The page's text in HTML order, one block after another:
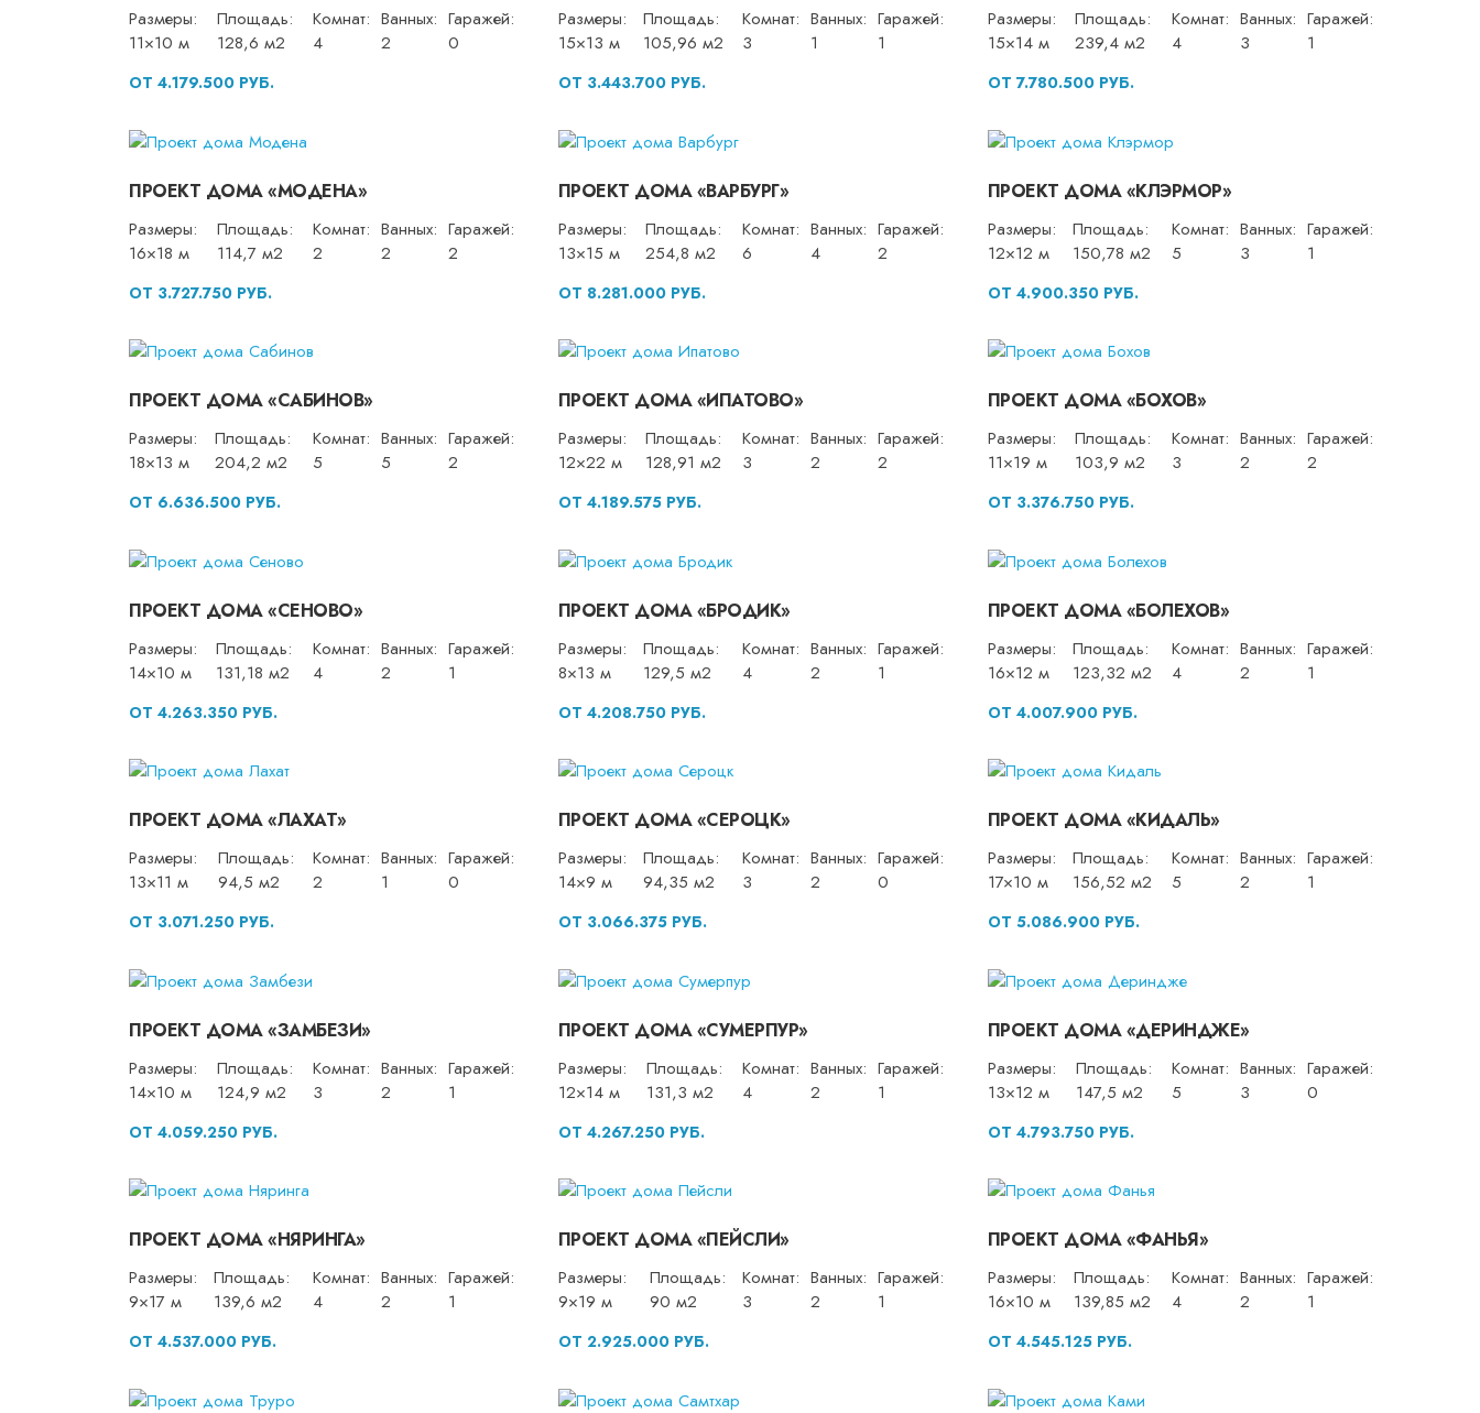
Размеры:
11×10 м
Площадь:
128,6 м2
Комнат:
4
Ванных:
2
Гаражей:
0
ОТ 4.179.500 РУБ.
Размеры:
15×13 м
Площадь:
105,96 м2
Комнат:
3
Ванных:
1
Гаражей:
1
ОТ 3.443.700 РУБ.
Размеры:
15×14 м
Площадь:
239,4 м2
Комнат:
4
Ванных:
3
Гаражей:
1
ОТ 7.780.500 РУБ.
ПРОЕКТ ДОМА «МОДЕНА»
Размеры:
16×18 м
Площадь:
114,7 м2
Комнат:
2
Ванных:
2
Гаражей:
2
ОТ 3.727.750 РУБ.
ПРОЕКТ ДОМА «ВАРБУРГ»
Размеры:
13×15 м
Площадь:
254,8 м2
Комнат:
6
Ванных:
4
Гаражей:
2
ОТ 8.281.000 РУБ.
ПРОЕКТ ДОМА «КЛЭРМОР»
Размеры:
12×12 м
Площадь:
150,78 м2
Комнат:
5
Ванных:
3
Гаражей:
1
ОТ 4.900.350 РУБ.
ПРОЕКТ ДОМА «САБИНОВ»
Размеры:
18×13 м
Площадь:
204,2 м2
Комнат:
5
Ванных:
5
Гаражей:
2
ОТ 6.636.500 РУБ.
ПРОЕКТ ДОМА «ИПАТОВО»
Размеры:
12×22 м
Площадь:
128,91 м2
Комнат:
3
Ванных:
2
Гаражей:
2
ОТ 4.189.575 РУБ.
ПРОЕКТ ДОМА «БОХОВ»
Размеры:
11×19 м
Площадь:
103,9 м2
Комнат:
3
Ванных:
2
Гаражей:
2
ОТ 3.376.750 РУБ.
ПРОЕКТ ДОМА «СЕНОВО»
Размеры:
14×10 м
Площадь:
131,18 м2
Комнат:
4
Ванных:
2
Гаражей:
1
ОТ 4.263.350 РУБ.
ПРОЕКТ ДОМА «БРОДИК»
Размеры:
8×13 м
Площадь:
129,5 м2
Комнат:
4
Ванных:
2
Гаражей:
1
ОТ 4.208.750 РУБ.
ПРОЕКТ ДОМА «БОЛЕХОВ»
Размеры:
16×12 м
Площадь:
123,32 м2
Комнат:
4
Ванных:
2
Гаражей:
1
ОТ 4.007.900 РУБ.
ПРОЕКТ ДОМА «ЛАХАТ»
Размеры:
13×11 м
Площадь:
94,5 м2
Комнат:
2
Ванных:
1
Гаражей:
0
ОТ 3.071.250 РУБ.
ПРОЕКТ ДОМА «СЕРОЦК»
Размеры:
14×9 м
Площадь:
94,35 м2
Комнат:
3
Ванных:
2
Гаражей:
0
ОТ 3.066.375 РУБ.
ПРОЕКТ ДОМА «КИДАЛЬ»
Размеры:
17×10 м
Площадь:
156,52 м2
Комнат:
5
Ванных:
2
Гаражей:
1
ОТ 5.086.900 РУБ.
ПРОЕКТ ДОМА «ЗАМБЕЗИ»
Размеры:
14×10 м
Площадь:
124,9 м2
Комнат:
3
Ванных:
2
Гаражей:
1
ОТ 4.059.250 РУБ.
ПРОЕКТ ДОМА «СУМЕРПУР»
Размеры:
12×14 м
Площадь:
131,3 м2
Комнат:
4
Ванных:
2
Гаражей:
1
ОТ 4.267.250 РУБ.
ПРОЕКТ ДОМА «ДЕРИНДЖЕ»
Размеры:
13×12 м
Площадь:
147,5 м2
Комнат:
5
Ванных:
3
Гаражей:
0
ОТ 4.793.750 РУБ.
ПРОЕКТ ДОМА «НЯРИНГА»
Размеры:
9×17 м
Площадь:
139,6 м2
Комнат:
4
Ванных:
2
Гаражей:
1
ОТ 4.537.000 РУБ.
ПРОЕКТ ДОМА «ПЕЙСЛИ»
Размеры:
9×19 м
Площадь:
90 м2
Комнат:
3
Ванных:
2
Гаражей:
1
ОТ 2.925.000 РУБ.
ПРОЕКТ ДОМА «ФАНЬЯ»
Размеры:
16×10 м
Площадь:
139,85 м2
Комнат:
4
Ванных:
2
Гаражей:
1
ОТ 4.545.125 РУБ.